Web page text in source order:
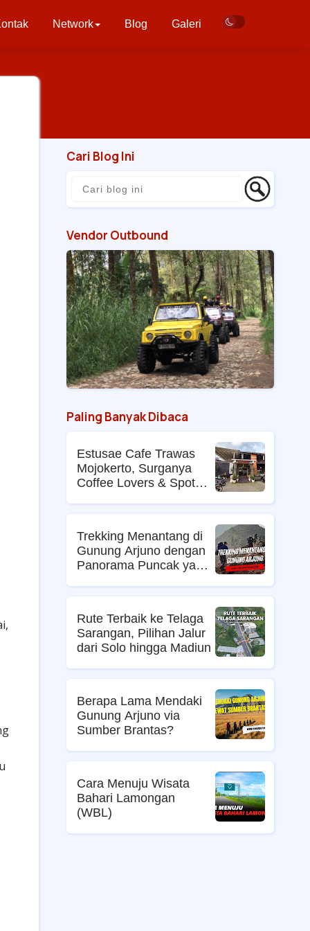
Network Blog Galeri
Cari Blog Ini
Vendor Outbound
Paling Banyak Dibaca
Estusae Cafe Trawas
Mojokerto, Surganya
Coffee Lovers & Spot
Trekking Menantang di
Gunung Arjuno dengan
Panorama Puncak yang
Rute Terbaik ke Telaga
Sarangan, Pilihan Jalur
dari Solo hingga Madiun
Berapa Lama Mendaki
Gunung Arjuno via
Sumber Brantas?
Cara Menuju Wisata
Bahari Lamongan
(WBL)